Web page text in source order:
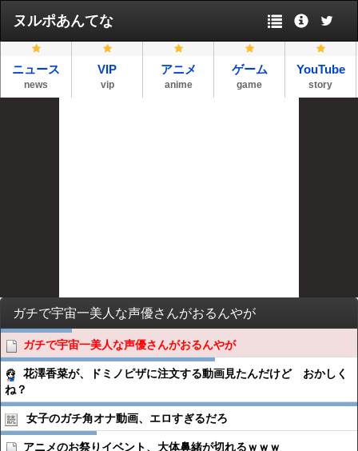
ヌルポあんてな
ニュース
news
VIP
vip
アニメ
anime
ゲーム
game
YouTube
story
ガチで宇宙一美人な声優さんがおるんやが
ガチで宇宙一美人な声優さんがおるんやが
花澤香菜が、ドミノピザに注文する動画見たんだけど おかしく
ね？
女子のガチ角オナ動画、エロすぎるだろ
アニメのお祭りイベント、大体鼻緒が切れるｗｗｗ